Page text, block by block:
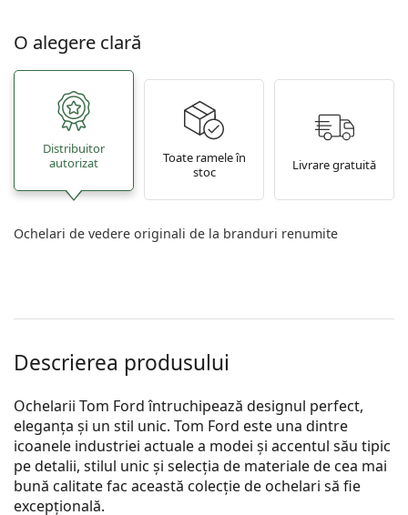
O alegere clară
Distribuitor
autorizat
Toate ramele în
stoc
Livrare gratuită
Ochelari de vedere originali de la branduri renumite
Descrierea produsului
Ochelarii Tom Ford întruchipează designul perfect,
eleganța și un stil unic. Tom Ford este una dintre
icoanele industriei actuale a modei și accentul său tipic
pe detalii, stilul unic și selecția de materiale de cea mai
bună calitate fac această colecție de ochelari să fie
excepțională.